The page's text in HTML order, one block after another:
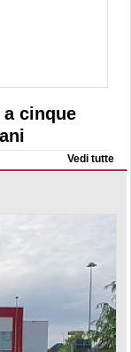
cinque
Vedi tutte